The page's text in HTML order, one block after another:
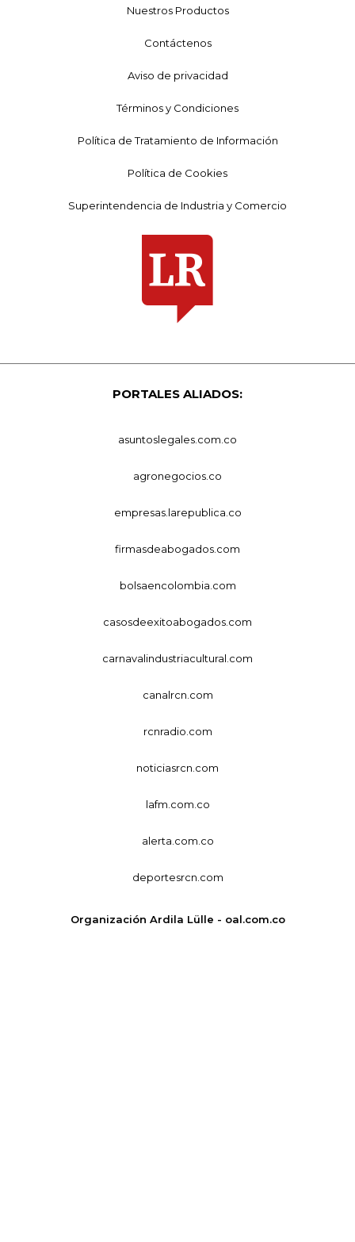
Nuestros Productos
Contáctenos
Aviso de privacidad
Términos y Condiciones
Política de Tratamiento de Información
Política de Cookies
Superintendencia de Industria y Comercio
PORTALES ALIADOS:
asuntoslegales.com.co
agronegocios.co
empresas.larepublica.co
firmasdeabogados.com
bolsaencolombia.com
casosdeexitoabogados.com
carnavalindustriacultural.com
canalrcn.com
rcnradio.com
noticiasrcn.com
lafm.com.co
alerta.com.co
deportesrcn.com
Organización Ardila Lülle - oal.com.co